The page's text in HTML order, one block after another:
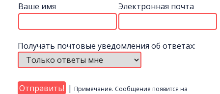
Ваше имя Электронная почта
Получать почтовые уведомления об ответах:
| Примечание. Сообщение появится на